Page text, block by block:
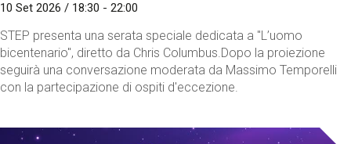
10 Set 2026 / 18:30 - 22:00
STEP presenta una serata speciale dedicata a "L’uomo
bicentenario", diretto da Chris Columbus.Dopo la proiezione
seguirà una conversazione moderata da Massimo Temporelli
con la partecipazione di ospiti d'eccezione.